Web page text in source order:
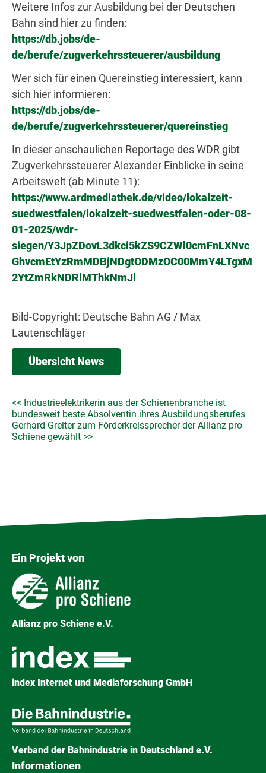
Weitere Infos zur Ausbildung bei der Deutschen
Bahn sind hier zu finden:
https://db.jobs/de-
de/berufe/zugverkehrssteuerer/ausbildung
Wer sich für einen Quereinstieg interessiert, kann
sich hier informieren:
https://db.jobs/de-
de/berufe/zugverkehrssteuerer/quereinstieg
In dieser anschaulichen Reportage des WDR gibt
Zugverkehrssteuerer Alexander Einblicke in seine
Arbeitswelt (ab Minute 11):
https://www.ardmediathek.de/video/lokalzeit-
suedwestfalen/lokalzeit-suedwestfalen-oder-08-
01-2025/wdr-
siegen/Y3JpZDovL3dkci5kZS9CZWl0cmFnLXNvc
GhvcmEtYzRmMDBjNDgtODMzOC00MmY4LTgxM
2YtZmRkNDRlMThkNmJl
Bild-Copyright: Deutsche Bahn AG / Max
Lautenschläger
Übersicht News
Industrieelektrikerin aus der Schienenbranche ist
bundesweit beste Absolventin ihres Ausbildungsberufes
Gerhard Greiter zum Förderkreissprecher der Allianz pro
Schiene gewählt
Ein Projekt von
Allianz pro Schiene e.V.
index Internet und Mediaforschung GmbH
Verband der Bahnindustrie in Deutschland e.V.
Informationen